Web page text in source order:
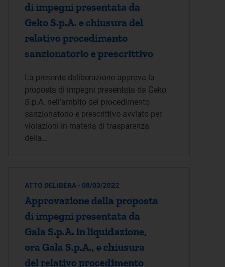
di impegni presentata da
Geko S.p.A. e chiusura del
relativo procedimento
sanzionatorio e prescrittivo
La presente deliberazione approva la
proposta di impegni presentata da Geko
S.p.A. nell’ambito del procedimento
sanzionatorio e prescrittivo avviato per
violazioni in materia di trasparenza
della…
ATTO DELIBERA - 08/03/2022
Approvazione della proposta
di impegni presentata da
Gala S.p.A. in liquidazione,
ora Gala S.p.A., e chiusura
del relativo procedimento